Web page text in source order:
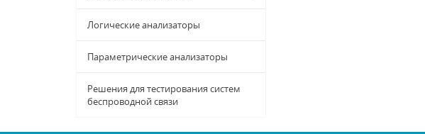
Логические анализаторы
Параметрические анализаторы
Решения для тестирования систем
беспроводной связи